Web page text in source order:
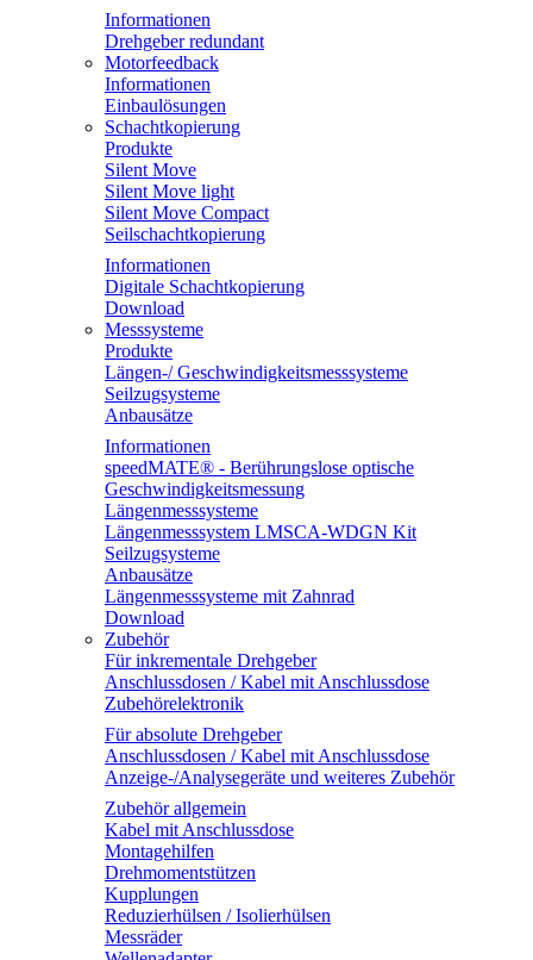
Informationen
Drehgeber redundant
Motorfeedback
Informationen
Einbaulösungen
Schachtkopierung
Produkte
Silent Move
Silent Move light
Silent Move Compact
Seilschachtkopierung
Informationen
Digitale Schachtkopierung
Download
Messsysteme
Produkte
Längen-/ Geschwindigkeitsmesssysteme
Seilzugsysteme
Anbausätze
Informationen
speedMATE® - Berührungslose optische
Geschwindigkeitsmessung
Längenmesssysteme
Längenmesssystem LMSCA-WDGN Kit
Seilzugsysteme
Anbausätze
Längenmesssysteme mit Zahnrad
Download
Zubehör
Für inkrementale Drehgeber
Anschlussdosen / Kabel mit Anschlussdose
Zubehörelektronik
Für absolute Drehgeber
Anschlussdosen / Kabel mit Anschlussdose
Anzeige-/Analysegeräte und weiteres Zubehör
Zubehör allgemein
Kabel mit Anschlussdose
Montagehilfen
Drehmomentstützen
Kupplungen
Reduzierhülsen / Isolierhülsen
Messräder